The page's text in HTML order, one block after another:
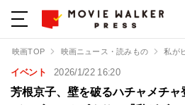
映画TOP 映画ニュース・読みもの 私が
イベント 2026/1/22 16:20
芳根京子、壁を破るハチャメチャ